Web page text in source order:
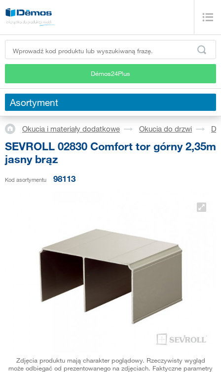
Démos24Plus
Asortyment
Okucia i materiały dodatkowe Okucia do drzwi
SEVROLL 02830 Comfort tor górny 2,35m
jasny brąz
Kod asortymentu 98113
Zdjęcia produktu mają charakter poglądowy. Rzeczywisty wygląd
może odbiegać od prezentowanego na zdjęciach. Faktyczne parametry